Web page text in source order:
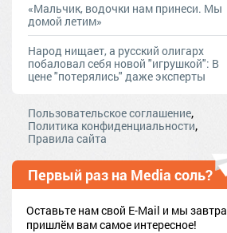
«Мальчик, водочки нам принеси. Мы
домой летим»
Народ нищает, а русский олигарх
побаловал себя новой "игрушкой": В
цене "потерялись" даже эксперты
Пользовательское соглашение,
Политика конфиденциальности,
Правила сайта
Первый раз на Media соль?
Оставьте нам свой E-Mail и мы завтра
пришлём вам самое интересное!